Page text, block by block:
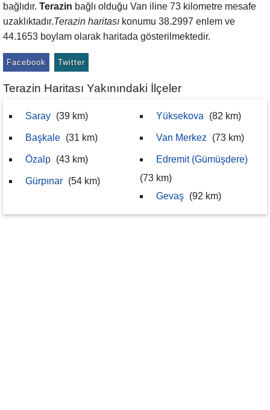
bağlıdır. Terazin bağlı olduğu Van iline 73 kilometre mesafe
uzaklıktadır.Terazin haritası konumu 38.2997 enlem ve
44.1653 boylam olarak haritada gösterilmektedir.
Facebook Twitter
Terazin Haritası Yakınındaki İlçeler
Saray (39 km)
Başkale (31 km)
Özalp (43 km)
Gürpınar (54 km)
Yüksekova (82 km)
Van Merkez (73 km)
Edremit (Gümüşdere)
(73 km)
Gevaş (92 km)